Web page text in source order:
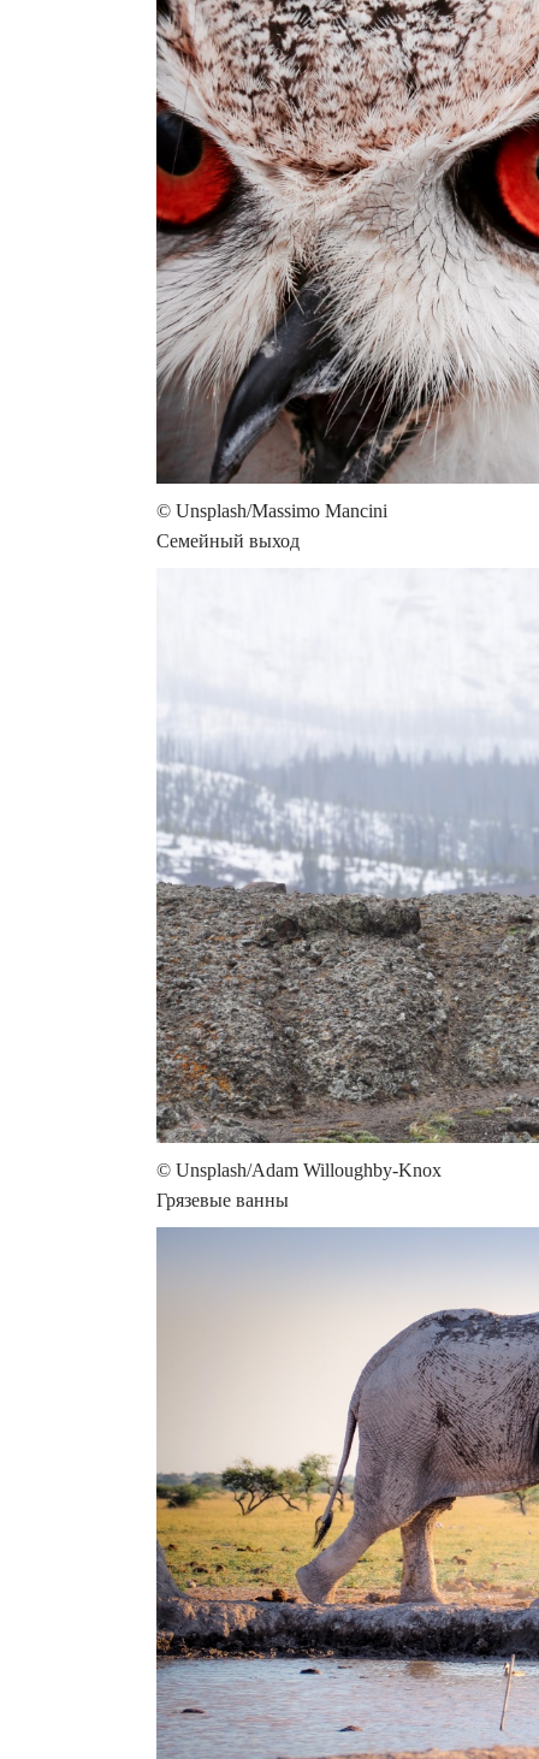
© Unsplash/Massimo Mancini
Семейный выход
© Unsplash/Adam Willoughby-Knox
Грязевые ванны